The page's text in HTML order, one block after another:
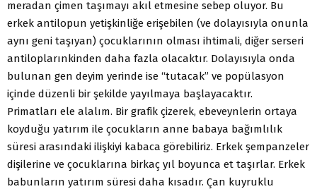
meradan çimen taşımayı akıl etmesine sebep oluyor. Bu
erkek antilopun yetişkinliğe erişebilen (ve dolayısıyla onunla
aynı geni taşıyan) çocuklarının olması ihtimali, diğer serseri
antiloplarınkinden daha fazla olacaktır. Dolayısıyla onda
bulunan gen deyim yerinde ise “tutacak” ve popülasyon
içinde düzenli bir şekilde yayılmaya başlayacaktır.
Primatları ele alalım. Bir grafik çizerek, ebeveynlerin ortaya
koyduğu yatırım ile çocukların anne babaya bağımlılık
süresi arasındaki ilişkiyi kabaca görebiliriz. Erkek şempanzeler
dişilerine ve çocuklarına birkaç yıl boyunca et taşırlar. Erkek
babunların yatırım süresi daha kısadır. Çan kuyruklu